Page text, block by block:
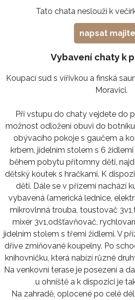
Tato chata neslouží k
napsat
Vybavení chaty k
Koupací sud s vířivkou a finská
Moravici.
Při vstupu do chaty vejdete do
možnost odložení obuvi do
obývacího pokoje s gaučem a
krbem, jídelním stolem s 6
během pobytu přítomny děti,
dětský koutek s hračkami. K
děti. Dále se v přízemí nachází
vybavená (americká lednice,
mikrovlnná trouba, toustovač
mixér 3v1,odšťavňovač,
jídelním stolem s třemi židlemi. V
dříve zmiňované koupelny. Po
knihovničku, která nabízí různé
Na venkovní terase je posezení a
u ohniště a k dispozici je
Na zahradě, oplocené po celé